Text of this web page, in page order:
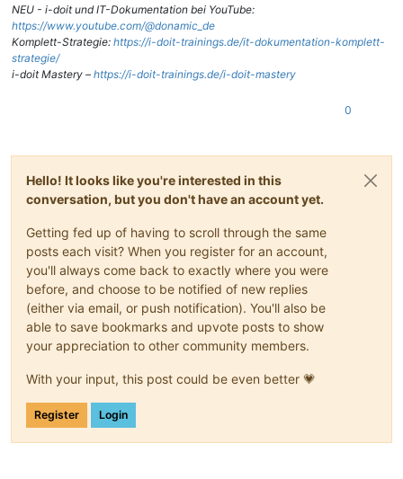
NEU - i-doit und IT-Dokumentation bei YouTube:
https://www.youtube.com/@donamic_de
Komplett-Strategie: https://i-doit-trainings.de/it-dokumentation-komplett-
strategie/
i-doit Mastery – https://i-doit-trainings.de/i-doit-mastery
0
Hello! It looks like you're interested in this
conversation, but you don't have an account yet.
Getting fed up of having to scroll through the same
posts each visit? When you register for an account,
you'll always come back to exactly where you were
before, and choose to be notified of new replies
(either via email, or push notification). You'll also be
able to save bookmarks and upvote posts to show
your appreciation to other community members.
With your input, this post could be even better 💗
Register Login